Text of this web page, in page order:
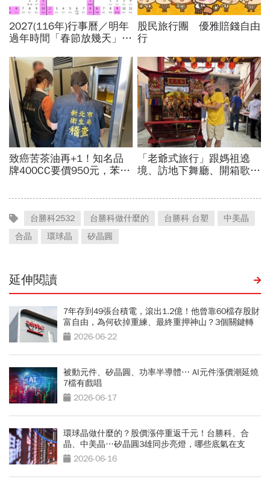
台勝科2532 台勝科做什麼的 台勝科 台塑
中美晶
合晶
環球晶 矽晶圓
延伸閱讀
7年存到49張台積電，滾出1.2億！他曾靠60檔存股財
富自由，為何砍掉重練、最終重押神山？3個關鍵轉
折 2026-06-22
被動元件、矽晶圓、功率半導體⋯ AI元件漲價潮延燒
7檔有戲唱
2026-06-17
環球晶做什麼的？股價漲停重返千元！台勝科、合
晶、中美晶…矽晶圓3雄同步亮燈，哪些底氣在支
撐？2026-06-16